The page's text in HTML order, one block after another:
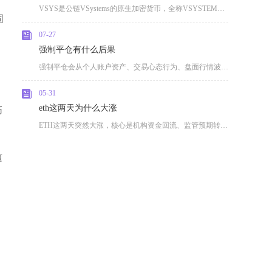
VSYS是公链VSystems的原生加密货币，全称VSYSTEMS，2018年9月随主网上
07-27
强制平仓有什么后果
强制平仓会从个人账户资产、交易心态行为、盘面行情波动以及长期交易生涯四个层面带来多重负面影
05-31
eth这两天为什么大涨
ETH这两天突然大涨，核心是机构资金回流、监管预期转暖、链上通缩加剧与短期逼空行情四重因素